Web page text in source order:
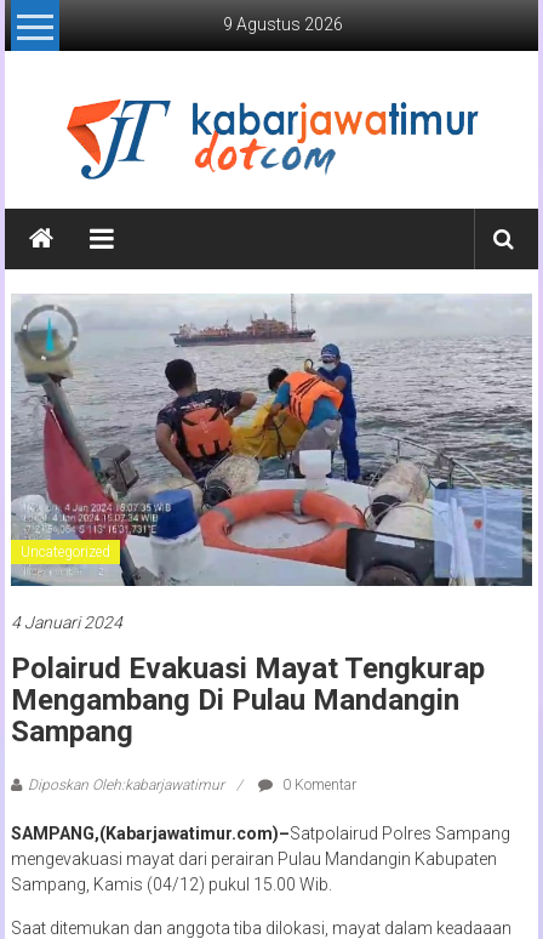
Lompat
ke
9 Agustus 2026
Kabar
Jawa
Timur
Media
Online
Jawa
Timur
Uncategorized
4 Januari 2024
Polairud Evakuasi Mayat Tengkurap
Mengambang Di Pulau Mandangin
Sampang
Diposkan Oleh:kabarjawatimur 0 Komentar
SAMPANG,(Kabarjawatimur.com)–Satpolairud Polres Sampang
mengevakuasi mayat dari perairan Pulau Mandangin Kabupaten
Sampang, Kamis (04/12) pukul 15.00 Wib.
Saat ditemukan dan anggota tiba dilokasi, mayat dalam keadaaan